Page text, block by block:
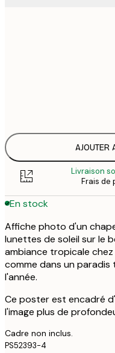
AJOUTER
Livraison
Frais de
En stock
Affiche photo d'un
lunettes de soleil sur le
ambiance tropicale
comme dans un
l'année.
Ce poster est encadré
l'image plus de
Cadre non inclus.
PS52393-4